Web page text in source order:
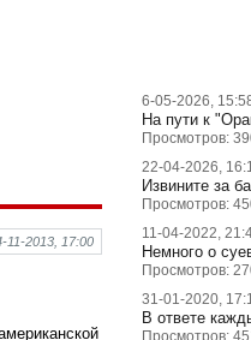
11-2013, 17:00
6-05-2026,
На пути к
Просмотров:
22-04-2026,
Извините за
Просмотров:
11-04-2022,
Немного о
Просмотров:
31-01-2020,
В ответе
Просмотров: